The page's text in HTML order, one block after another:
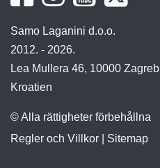
Samo Laganini d.o.o.
2012. - 2026.
Lea Mullera 46, 10000 Zagreb
Kroatien
© Alla rättigheter förbehållna
Regler och Villkor
Sitemap